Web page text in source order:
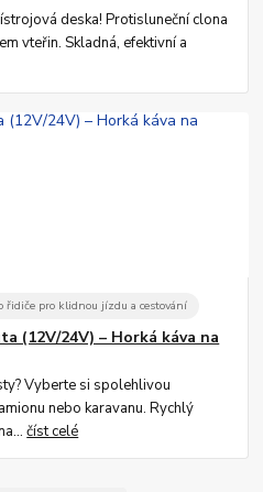
deska! Protisluneční clona
vteřin. Skladná, efektivní a
řidiče pro klidnou jízdu a cestování
(12V/24V) – Horká káva na
Vyberte si spolehlivou
nebo karavanu. Rychlý
číst celé